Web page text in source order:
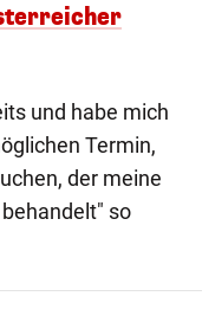
und habe mich
Termin,
der meine
so